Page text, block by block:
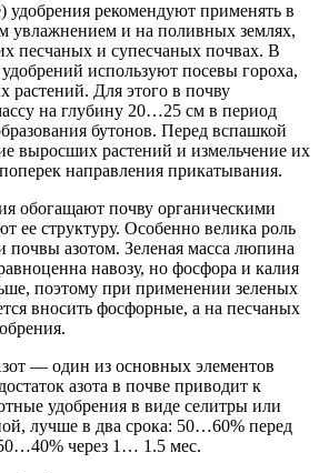
удобрения рекомендуют применять в
увлажнением и на поливных землях,
песчаных и супесчаных почвах. В
используют посевы гороха,
растений. Для этого в почву
на глубину 20…25 см в период
бутонов. Перед вспашкой
выросших растений и измельчение их
направления прикатывания.
обогащают почву органическими
ее структуру. Особенно велика роль
почвы азотом. Зеленая масса люпина
навозу, но фосфора и калия
поэтому при применении зеленых
вносить фосфорные, а на песчаных
— один из основных элементов
азота в почве приводит к
удобрения в виде селитры или
лучше в два срока: 50…60% перед
через 1… 1.5 мес.